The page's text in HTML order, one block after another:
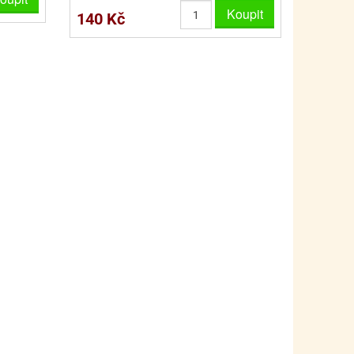
SKLENĚNÉ DÓZY A LAHVE
VAKUOVÉ UCHOVÁNÍ POTRAVIN
PRO FANOUŠKY ŠMOULŮ - THE SMURFS
PRO FANOUŠKY TLAPKOVÉ PATROLY - PAW
140 Kč Koupit